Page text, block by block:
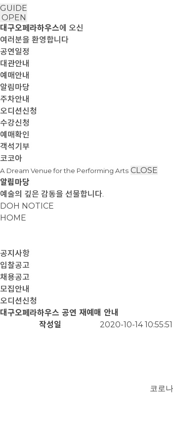
GUIDE
OPEN
대구오페라하우스에 오신
여러분을 환영합니다
공연일정
대관안내
예매안내
알림마당
주차안내
오디션신청
수강신청
예매확인
객석기부
코코아
A Dream Venue for the Performing Arts CLOSE
알림마당
예술의 깊은 감동을 선물합니다.
DOH NOTICE
HOME
공지사항
입찰공고
채용공고
모집안내
오디션신청
대구오페라하우스 공연 재예매 안내
작성일
2020-10-14 10:55:51
코로나